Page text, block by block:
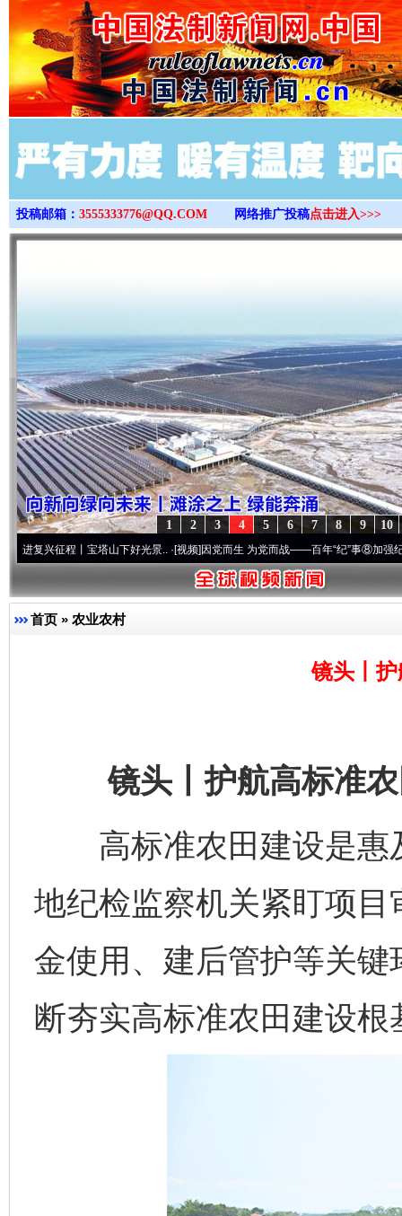
>
投稿邮箱： 3555333776@QQ.COM 网络推广投稿点击进入>>>
10
9
8
7
6
5
4
3
2
1
丨宝塔山下好光景..·[视频]因党而生 为党而战——百年“纪”事⑧加强纪律..·[视频]
首页 » 农业农村
镜头丨
镜头丨护航高标准农
高标准农田建设是惠
地纪检监察机关紧盯项
金使用、建后管护等关
断夯实高标准农田建设